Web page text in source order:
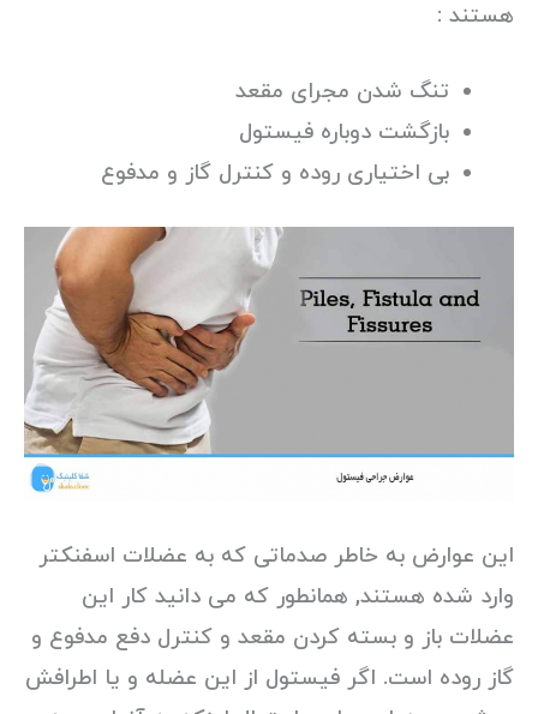
هستند :
تنگ شدن مجرای مقعد
بازگشت دوباره فیستول
بی اختیاری روده و کنترل گاز و مدفوع
این عوارض به خاطر صدماتی که به عضلات اسفنکتر
وارد شده هستند, همانطور که می دانید کار این
عضلات باز و بسته کردن مقعد و کنترل دفع مدفوع و
گاز روده است. اگر فیستول از این عضله و یا اطرافش